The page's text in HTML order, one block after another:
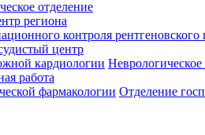
отделение
региона
контроля рентгеновского
центр
кардиологии
работа
фармакологии Отделение